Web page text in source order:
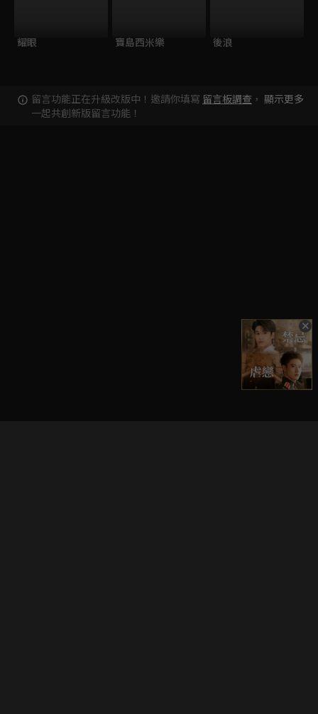
耀眼 寶島西米樂 後浪
留言功能正在升級改版中！邀請你填寫 留言板調查 ，
一起共創新版留言功能！
顯示更多